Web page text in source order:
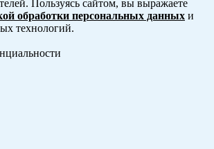
Пользуясь сайтом, вы выражаете
обработки персональных данных и
технологий.